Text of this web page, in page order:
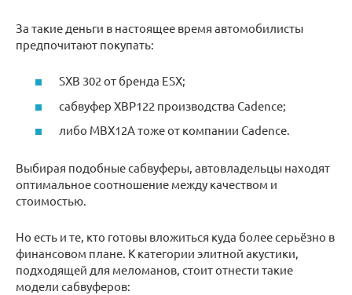
За такие деньги в настоящее время автомобилисты
предпочитают покупать:
SXB 302 от бренда ESX;
сабвуфер XBP122 производства Cadence;
либо MBX12A тоже от компании Cadence.
Выбирая подобные сабвуферы, автовладельцы находят
оптимальное соотношение между качеством и
стоимостью.
Но есть и те, кто готовы вложиться куда более серьёзно в
финансовом плане. К категории элитной акустики,
подходящей для меломанов, стоит отнести такие
модели сабвуферов: